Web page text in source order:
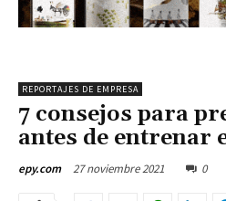
REPORTAJES DE EMPRESA
7 consejos para
antes de entrenar
epy.com 27 noviembre 2021 0